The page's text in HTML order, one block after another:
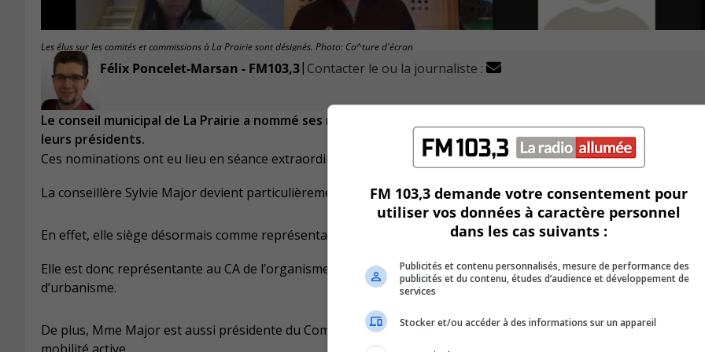
Les élus sur les comités et commissions à La Prairie sont désignés. Photo: Ca^ture d'écran
Félix Poncelet-Marsan - FM103,3| Contacter le ou la journaliste :
Le conseil municipal de La Prairie a nommé ses représentants au sein de plusieurs comités de la Ville ainsi que
leurs présidents.
Ces nominations ont eu lieu en séance extraordinaire du 17 décembre.
La conseillère Sylvie Major devient particulièrement active au cours de son mandat.
En effet, elle siège désormais comme représentante du conseil auprès de trois comités et un conseil
Elle est donc représentante au CA de l’organisme Gestion Aréna Ville de La Prairie, ainsi qu’au Comité consultatif
d’urbanisme.
De plus, Mme Major est aussi présidente du Comité des personnes handicapées et du Comité de circulation et de
FM 103,3 demande votre consentement pour
utiliser vos données à caractère personnel
dans les cas suivants :
Publicités et contenu personnalisés, mesure de performance des
publicités et du contenu, études d’audience et développement de
services
Stocker et/ou accéder à des informations sur un appareil